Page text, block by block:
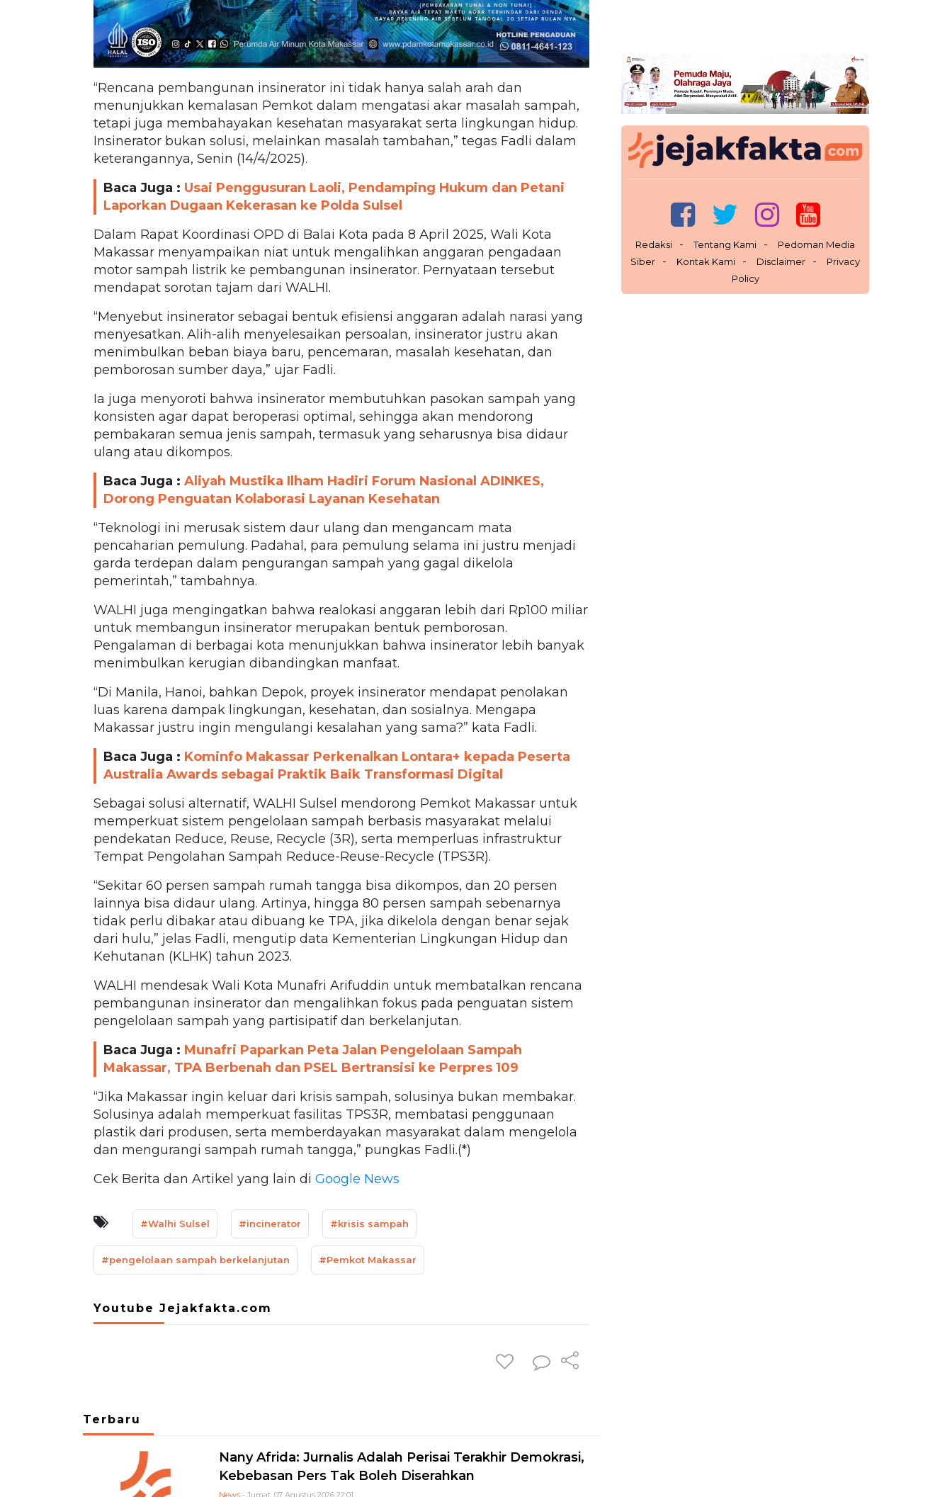
“Rencana pembangunan insinerator ini tidak hanya salah arah dan
menunjukkan kemalasan Pemkot dalam mengatasi akar masalah sampah,
tetapi juga membahayakan kesehatan masyarakat serta lingkungan hidup.
Insinerator bukan solusi, melainkan masalah tambahan,” tegas Fadli dalam
keterangannya, Senin (14/4/2025).
Baca Juga : Usai Penggusuran Laoli, Pendamping Hukum dan Petani
Laporkan Dugaan Kekerasan ke Polda Sulsel
Dalam Rapat Koordinasi OPD di Balai Kota pada 8 April 2025, Wali Kota
Makassar menyampaikan niat untuk mengalihkan anggaran pengadaan
motor sampah listrik ke pembangunan insinerator. Pernyataan tersebut
mendapat sorotan tajam dari WALHI.
“Menyebut insinerator sebagai bentuk efisiensi anggaran adalah narasi yang
menyesatkan. Alih-alih menyelesaikan persoalan, insinerator justru akan
menimbulkan beban biaya baru, pencemaran, masalah kesehatan, dan
pemborosan sumber daya,” ujar Fadli.
Ia juga menyoroti bahwa insinerator membutuhkan pasokan sampah yang
konsisten agar dapat beroperasi optimal, sehingga akan mendorong
pembakaran semua jenis sampah, termasuk yang seharusnya bisa didaur
ulang atau dikompos.
Baca Juga : Aliyah Mustika Ilham Hadiri Forum Nasional ADINKES,
Dorong Penguatan Kolaborasi Layanan Kesehatan
“Teknologi ini merusak sistem daur ulang dan mengancam mata
pencaharian pemulung. Padahal, para pemulung selama ini justru menjadi
garda terdepan dalam pengurangan sampah yang gagal dikelola
pemerintah,” tambahnya.
WALHI juga mengingatkan bahwa realokasi anggaran lebih dari Rp100 miliar
untuk membangun insinerator merupakan bentuk pemborosan.
Pengalaman di berbagai kota menunjukkan bahwa insinerator lebih banyak
menimbulkan kerugian dibandingkan manfaat.
“Di Manila, Hanoi, bahkan Depok, proyek insinerator mendapat penolakan
luas karena dampak lingkungan, kesehatan, dan sosialnya. Mengapa
Makassar justru ingin mengulangi kesalahan yang sama?” kata Fadli.
Baca Juga : Kominfo Makassar Perkenalkan Lontara+ kepada Peserta
Australia Awards sebagai Praktik Baik Transformasi Digital
Sebagai solusi alternatif, WALHI Sulsel mendorong Pemkot Makassar untuk
memperkuat sistem pengelolaan sampah berbasis masyarakat melalui
pendekatan Reduce, Reuse, Recycle (3R), serta memperluas infrastruktur
Tempat Pengolahan Sampah Reduce-Reuse-Recycle (TPS3R).
“Sekitar 60 persen sampah rumah tangga bisa dikompos, dan 20 persen
lainnya bisa didaur ulang. Artinya, hingga 80 persen sampah sebenarnya
tidak perlu dibakar atau dibuang ke TPA, jika dikelola dengan benar sejak
dari hulu,” jelas Fadli, mengutip data Kementerian Lingkungan Hidup dan
Kehutanan (KLHK) tahun 2023.
WALHI mendesak Wali Kota Munafri Arifuddin untuk membatalkan rencana
pembangunan insinerator dan mengalihkan fokus pada penguatan sistem
pengelolaan sampah yang partisipatif dan berkelanjutan.
Baca Juga : Munafri Paparkan Peta Jalan Pengelolaan Sampah
Makassar, TPA Berbenah dan PSEL Bertransisi ke Perpres 109
“Jika Makassar ingin keluar dari krisis sampah, solusinya bukan membakar.
Solusinya adalah memperkuat fasilitas TPS3R, membatasi penggunaan
plastik dari produsen, serta memberdayakan masyarakat dalam mengelola
dan mengurangi sampah rumah tangga,” pungkas Fadli.(*)
Cek Berita dan Artikel yang lain di Google News
#Walhi Sulsel #incinerator #krisis sampah
#pengelolaan sampah berkelanjutan #Pemkot Makassar
Youtube Jejakfakta.com
Terbaru
Nany Afrida: Jurnalis Adalah Perisai Terakhir Demokrasi,
Kebebasan Pers Tak Boleh Diserahkan
News - Jumat, 07 Agustus 2026 22:01
Redaksi Tentang Kami
Pedoman Media
Siber
Kontak Kami Disclaimer
Privacy
Policy